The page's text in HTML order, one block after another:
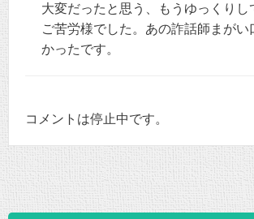
大変だったと思う、もうゆっくりし
ご苦労様でした。あの詐話師まがい
かったです。
コメントは停止中です。